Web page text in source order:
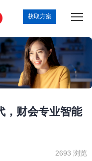
获取方案
，财会专业智能
2693 浏览